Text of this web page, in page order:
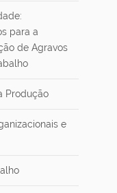
para a
de Agravos
Produção
e